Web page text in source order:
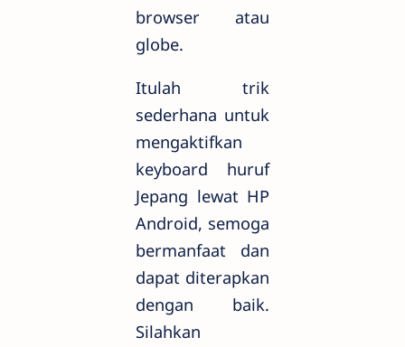
browser atau
globe.
Itulah trik
sederhana untuk
mengaktifkan
keyboard huruf
Jepang lewat HP
Android, semoga
bermanfaat dan
dapat diterapkan
dengan baik.
Silahkan